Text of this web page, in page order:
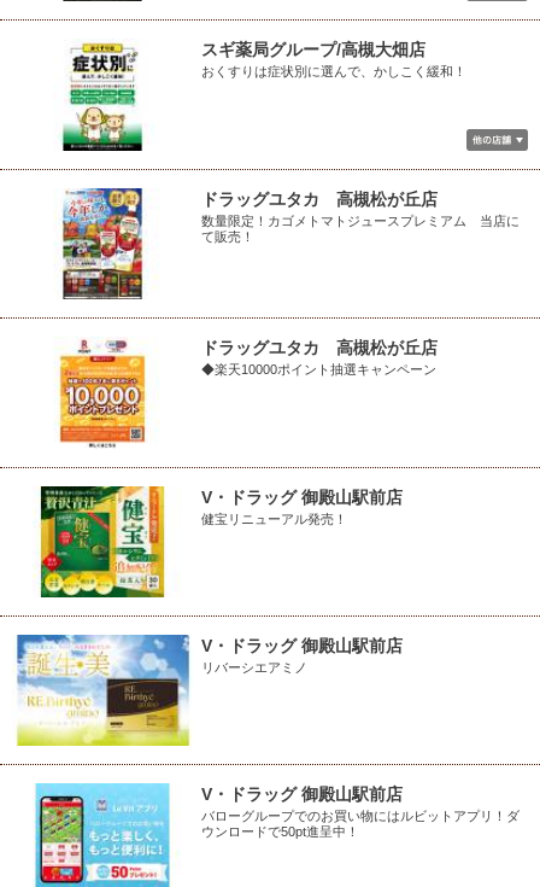
スギ薬局グループ/高槻大畑店
おくすりは症状別に選んで、かしこく緩和！
ドラッグユタカ 高槻松が丘店
数量限定！カゴメトマトジュースプレミアム 当店に
て販売！
ドラッグユタカ 高槻松が丘店
◆楽天10000ポイント抽選キャンペーン
V・ドラッグ 御殿山駅前店
健宝リニューアル発売！
V・ドラッグ 御殿山駅前店
リバーシエアミノ
V・ドラッグ 御殿山駅前店
バローグループでのお買い物にはルビットアプリ！ダ
ウンロードで50pt進呈中！